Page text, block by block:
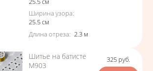
Ширина узора:
25.5см
Длина отреза: 2.3 м
Шитье на батисте
М903
Цена
325 руб.